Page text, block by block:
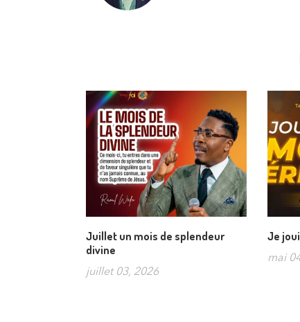
Juillet un mois de splendeur
divine
juillet 03, 2026
Je
mai